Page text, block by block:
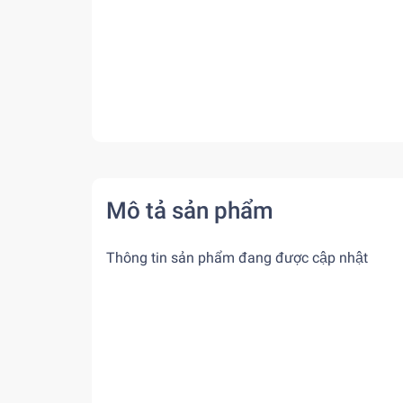
Mô tả sản phẩm
Thông tin sản phẩm đang được cập nhật